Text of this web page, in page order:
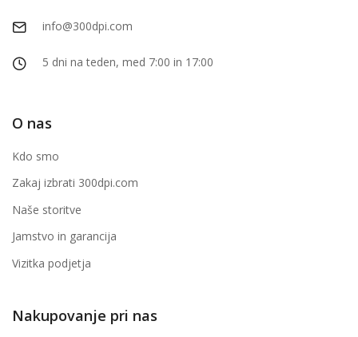
info@300dpi.com
5 dni na teden, med 7:00 in 17:00
O nas
Kdo smo
Zakaj izbrati 300dpi.com
Naše storitve
Jamstvo in garancija
Vizitka podjetja
Nakupovanje pri nas